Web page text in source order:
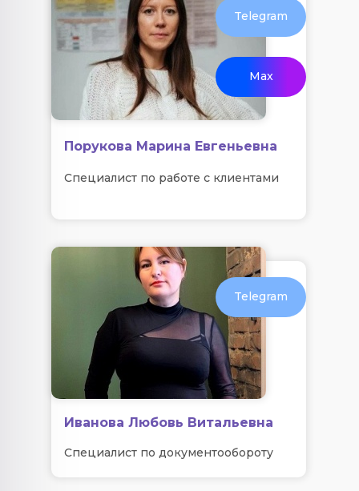
Telegram
Порукова Марина Евгеньевна
Специалист по работе с клиентами
Иванова Любовь Витальевна
Специалист по документообороту
Telegram
Max